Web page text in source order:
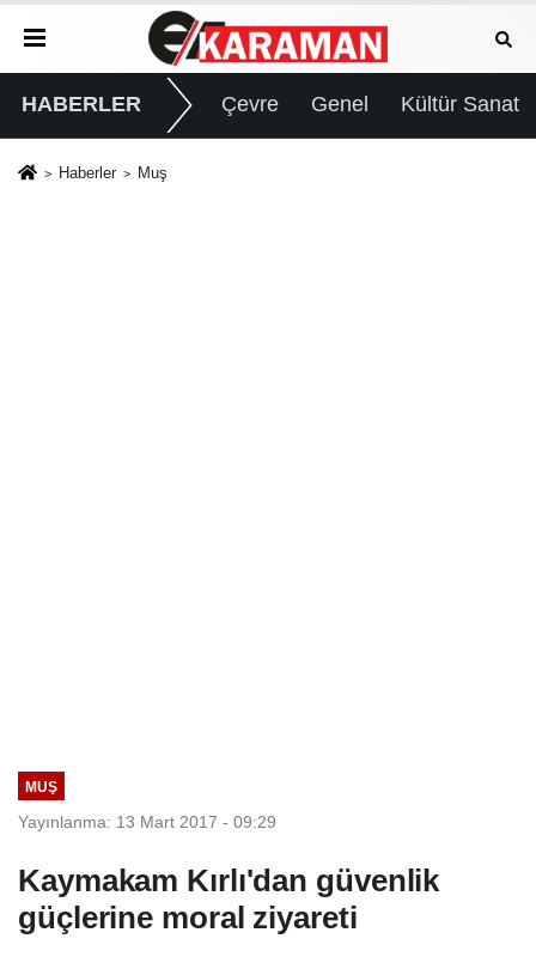
HABERLER Çevre Genel Kültür Sanat
Haberler Muş
MUŞ
Yayınlanma: 13 Mart 2017 - 09:29
Kaymakam Kırlı'dan güvenlik
güçlerine moral ziyareti